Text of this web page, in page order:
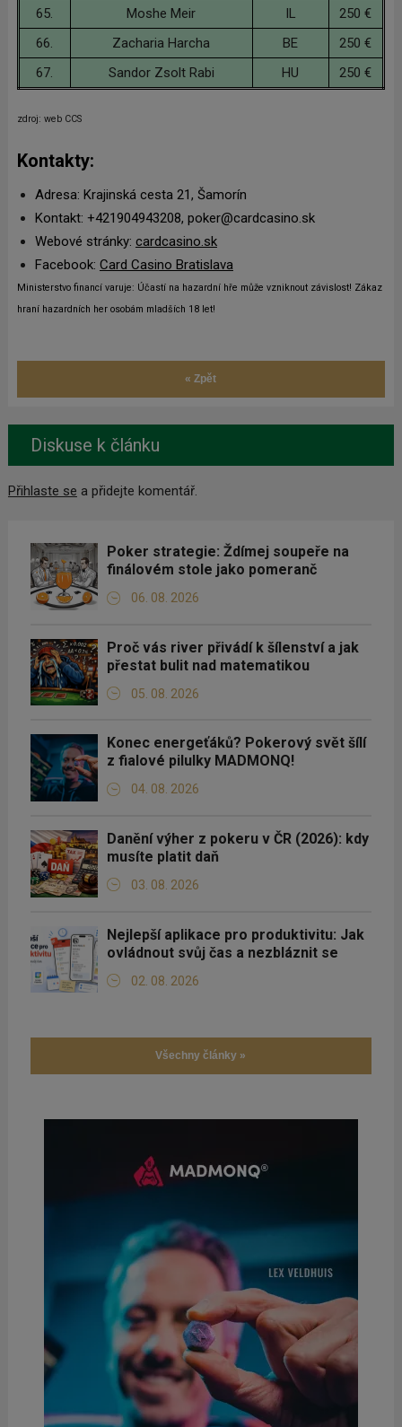
65.
Moshe Meir IL
250 €
66.
Zacharia Harcha BE
250 €
67.
Sandor Zsolt Rabi HU 250 €
zdroj: web CCS
Kontakty:
Adresa: Krajinská cesta 21, Šamorín
Kontakt: +421904943208, poker@cardcasino.sk
Webové stránky: cardcasino.sk
Facebook: Card Casino Bratislava
Ministerstvo financí varuje: Účastí na hazardní hře může vzniknout závislost! Zákaz
hraní hazardních her osobám mladších 18 let!
« Zpět
Diskuse k článku
Přihlaste se a přidejte komentář.
Poker strategie: Ždímej soupeře na
finálovém stole jako pomeranč
06. 08. 2026
Proč vás river přivádí k šílenství a jak
přestat bulit nad matematikou
05. 08. 2026
Konec energeťáků? Pokerový svět šílí
z fialové pilulky MADMONQ!
04. 08. 2026
Danění výher z pokeru v ČR (2026): kdy
musíte platit daň
03. 08. 2026
Nejlepší aplikace pro produktivitu: Jak
ovládnout svůj čas a nezbláznit se
02. 08. 2026
Všechny články »